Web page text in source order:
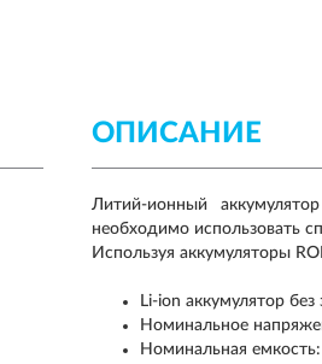
ОПИСАНИЕ
Литий-ионный
необходимо использовать
Используя аккумуляторы
Li-ion аккумулятор
Номинальное
Номинальная